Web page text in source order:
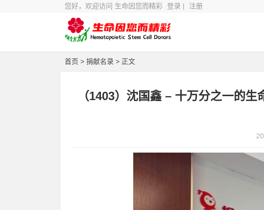
您好，欢迎访问 生命因您而精彩 登录 | 注册
首页 > 捐献名录 > 正文
（1403）沈国鑫 – 十万分之一的